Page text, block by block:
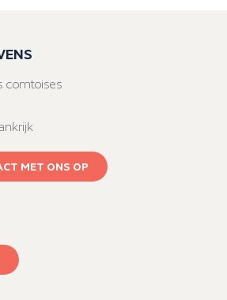
comtoises
MET ONS OP